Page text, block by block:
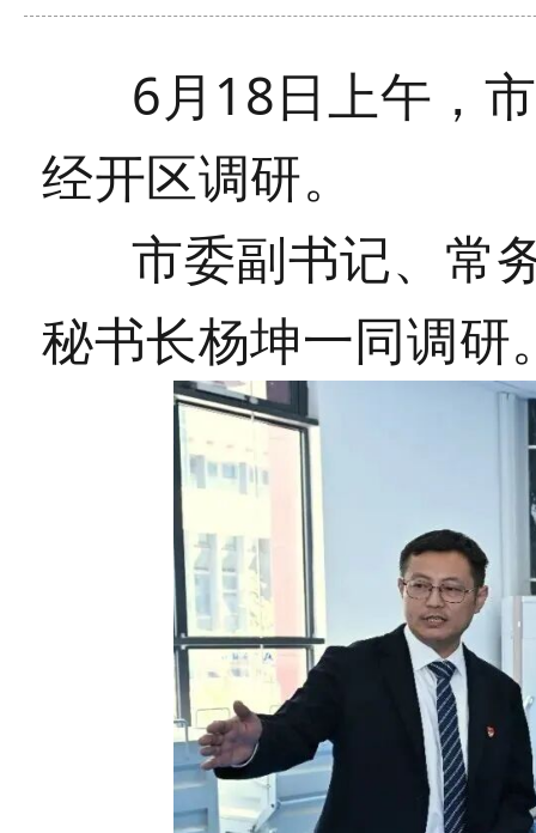
6月18日上午，
经开区调研。
市委副书记、常
秘书长杨坤一同调研